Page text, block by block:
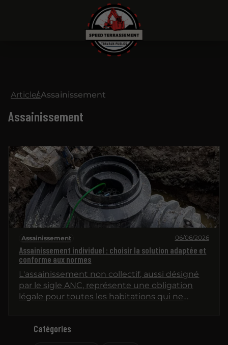
Catégories
ArticlesAssainissement
Assainissement
Assainissement 06/06/2026
Assainissement individuel : choisir la solution adaptée et
conforme aux normes
L'assainissement non collectif, aussi désigné
par le sigle ANC, représente une obligation
légale pour toutes les habitations qui ne
ne s'agit pas d'une simple formalité, mais